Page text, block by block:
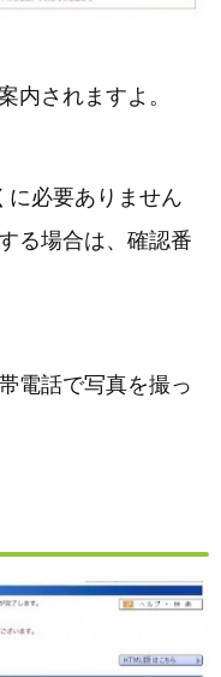
内されますよ。
に必要ありません
る場合は、確認番
電話で写真を撮っ